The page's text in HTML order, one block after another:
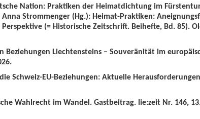
Nation: Praktiken der Heimatdichtung im
Strommenger (Hg.): Heimat-Praktiken:
(= Historische Zeitschrift. Beihefte, Bd. 85).
Liechtensteins – Souveränität im
Schweiz-EU-Beziehungen: Aktuelle
Wahlrecht im Wandel. Gastbeitrag. lie:zeit Nr. 146,